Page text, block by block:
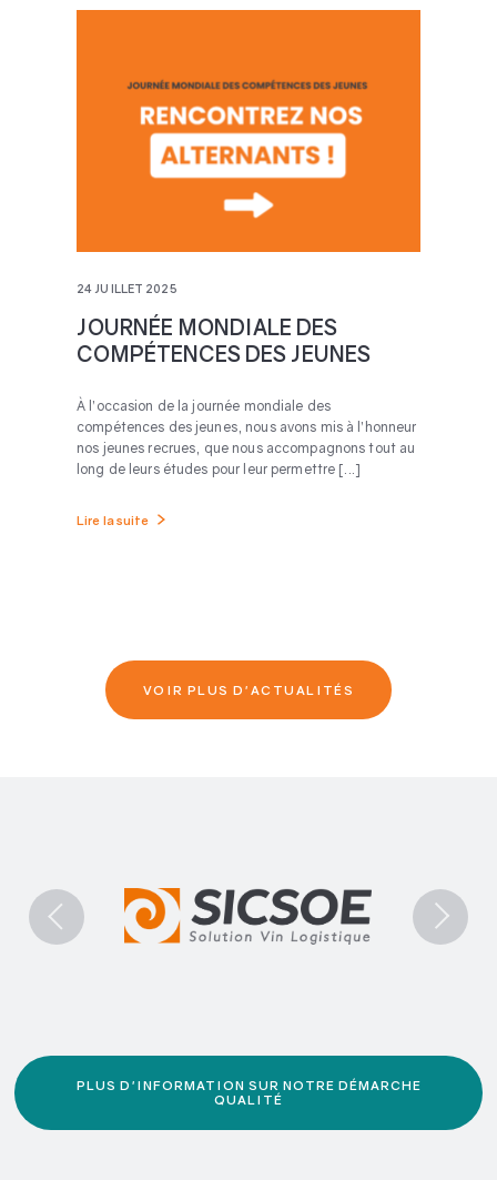
24 JUILLET 2025
JOURNÉE MONDIALE DES
COMPÉTENCES DES JEUNES
À l’occasion de la journée mondiale des
compétences des jeunes, nous avons mis à l’honneur
nos jeunes recrues, que nous accompagnons tout au
long de leurs études pour leur permettre [...]
Lire la suite
VOIR PLUS D'ACTUALITÉS
PLUS D'INFORMATION SUR NOTRE DÉMARCHE
QUALITÉ